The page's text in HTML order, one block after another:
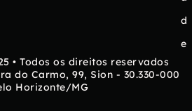
d
e
• Todos os direitos reservados
do Carmo, 99, Sion - 30.330-000
Horizonte/MG